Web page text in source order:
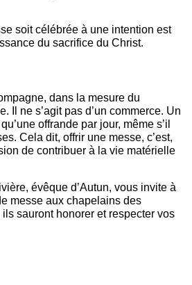
soit célébrée à une intention est
du sacrifice du Christ.
dans la mesure du
Il ne s’agit pas d’un commerce. Un
offrande par jour, même s’il
Cela dit, offrir une messe, c’est,
de contribuer à la vie matérielle
évêque d’Autun, vous invite à
messe aux chapelains des
sauront honorer et respecter vos